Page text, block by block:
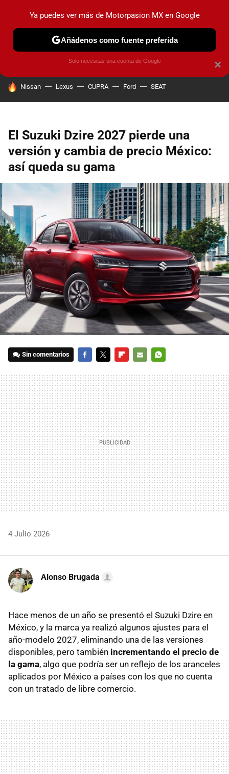
PRUEBAS INDUSTRIA HOY NO CIRCULA
HOY SE HABLA DE
Nissan Lexus CUPRA Ford SEAT
El Suzuki Dzire 2027 pierde una
versión y cambia de precio México:
así queda su gama
Sin comentarios
MAIL
4 Julio 2026
Alonso Brugada
Hace menos de un año se presentó el Suzuki Dzire en
México, y la marca ya realizó algunos ajustes para el
año-modelo 2027, eliminando una de las versiones
disponibles, pero también incrementando el precio de
la gama, algo que podría ser un reflejo de los aranceles
aplicados por México a países con los que no cuenta
con un tratado de libre comercio.
×
Ya puedes ver más de Motorpasion MX en Google
Añádenos como fuente preferida
Solo necesitas una cuenta de Google